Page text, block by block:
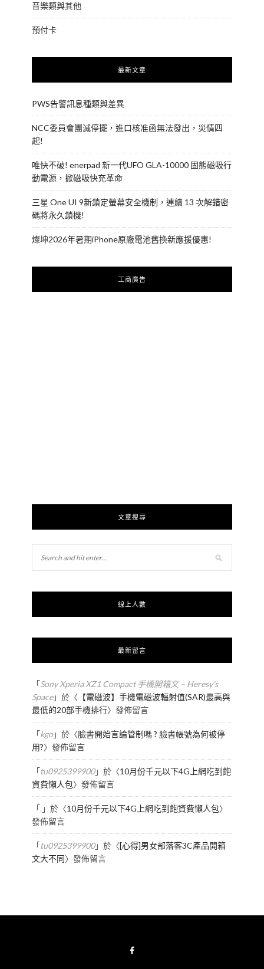
音樂類與其他
預付卡
最新文章
PWS告警訊息種類與差異
NCC委員會團滅停擺，進口核准函無法發出，災情四
起!
唯快不破! enerpad 新一代UFO GLA-10000 固態磁吸行
動電源，掀磁吸快充革命
三星 One UI 9新鎖定螢幕安全機制，連續 13 次解錯密
碼將永久鎖機!
燦坤2026年暑期iPhone原廠電池舊換新應援優惠!
工商廣告
文章搜尋
線上人數
最新留言
「Sony Xperia XZ1 Compact 手機開箱文 – Heresy's
Space」於〈 【電磁波】手機電磁波輻射值(SAR)最高與
最低的20部手機排行〉發佈留言
「kgo」於〈臉書開始言論管制嗎 ? 臉書帳號為何被停
用?〉發佈留言
「tu0925399900」於〈10月份千元以下4G上網吃到飽
資費懶人包〉發佈留言
「.」於〈10月份千元以下4G上網吃到飽資費懶人包〉
發佈留言
「tu0925399900」於〈[心得]男女部落客3C產品開箱
文大不同〉發佈留言